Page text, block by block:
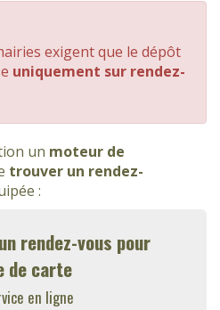
exigent que le dépôt
uniquement sur rendez-
un moteur de
trouver un rendez-
:
rendez-vous pour
de carte
en ligne